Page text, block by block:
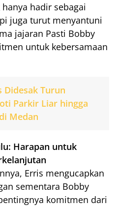
hadir sebagai
juga turut menyantuni
jajaran Pasti Bobby
untuk kebersamaan
Didesak Turun
Parkir Liar hingga
Medan
Harapan untuk
Erris mengucapkan
sementara Bobby
komitmen dari